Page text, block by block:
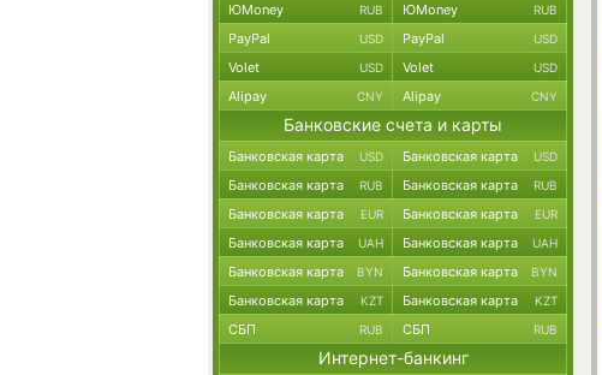
ЮMoney RUB ЮMoney RUB
PayPal USD PayPal USD
Volet USD Volet USD
Alipay CNY Alipay CNY
Банковские счета и карты
Банковская карта USD Банковская карта USD
Банковская карта RUB Банковская карта RUB
Банковская карта EUR Банковская карта EUR
Банковская карта UAH Банковская карта UAH
Банковская карта BYN Банковская карта BYN
Банковская карта KZT Банковская карта KZT
СБП RUB СБП RUB
Интернет-банкинг